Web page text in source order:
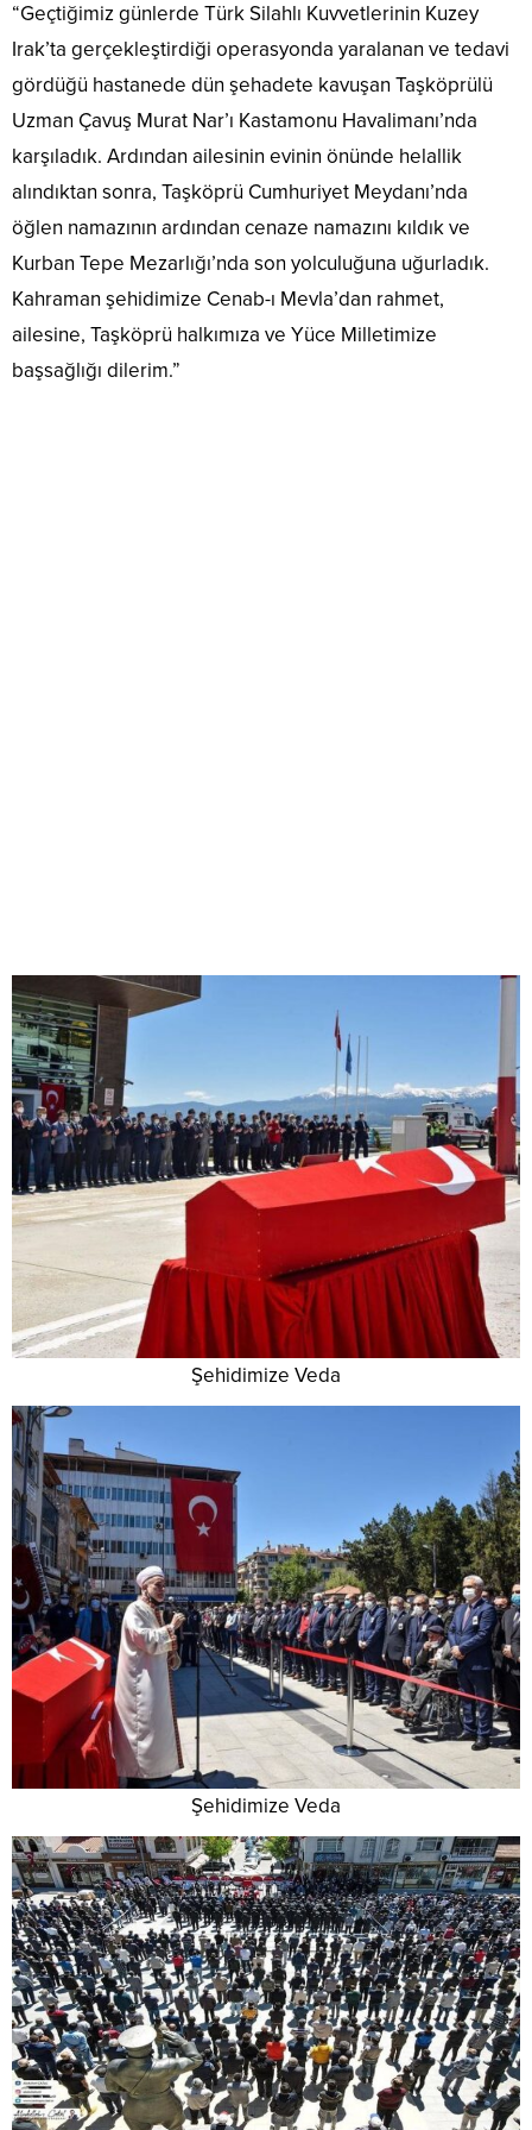
“Geçtiğimiz günlerde Türk Silahlı Kuvvetlerinin Kuzey
Irak’ta gerçekleştirdiği operasyonda yaralanan ve tedavi
gördüğü hastanede dün şehadete kavuşan Taşköprülü
Uzman Çavuş Murat Nar’ı Kastamonu Havalimanı’nda
karşıladık. Ardından ailesinin evinin önünde helallik
alındıktan sonra, Taşköprü Cumhuriyet Meydanı’nda
öğlen namazının ardından cenaze namazını kıldık ve
Kurban Tepe Mezarlığı’nda son yolculuğuna uğurladık.
Kahraman şehidimize Cenab-ı Mevla’dan rahmet,
ailesine, Taşköprü halkımıza ve Yüce Milletimize
başsağlığı dilerim.”
Şehidimize Veda
Şehidimize Veda